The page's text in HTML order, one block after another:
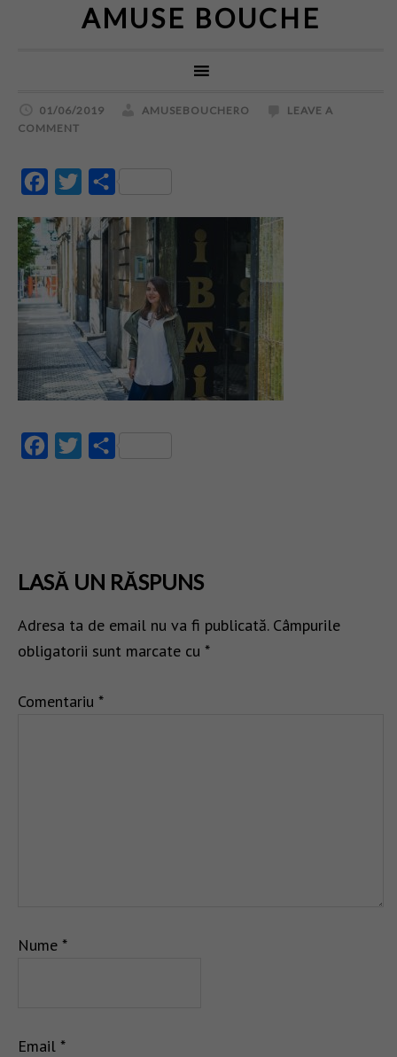
AMUSE BOUCHE
01/06/2019 AMUSEBOUCHERO
LEAVE A
COMMENT
FacebookTwitter
FacebookTwitter
LASĂ UN RĂSPUNS
Adresa ta de email nu va fi publicată. Câmpurile
obligatorii sunt marcate cu *
Comentariu *
Nume *
Email *